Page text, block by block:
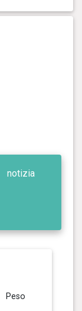
notizia
Peso